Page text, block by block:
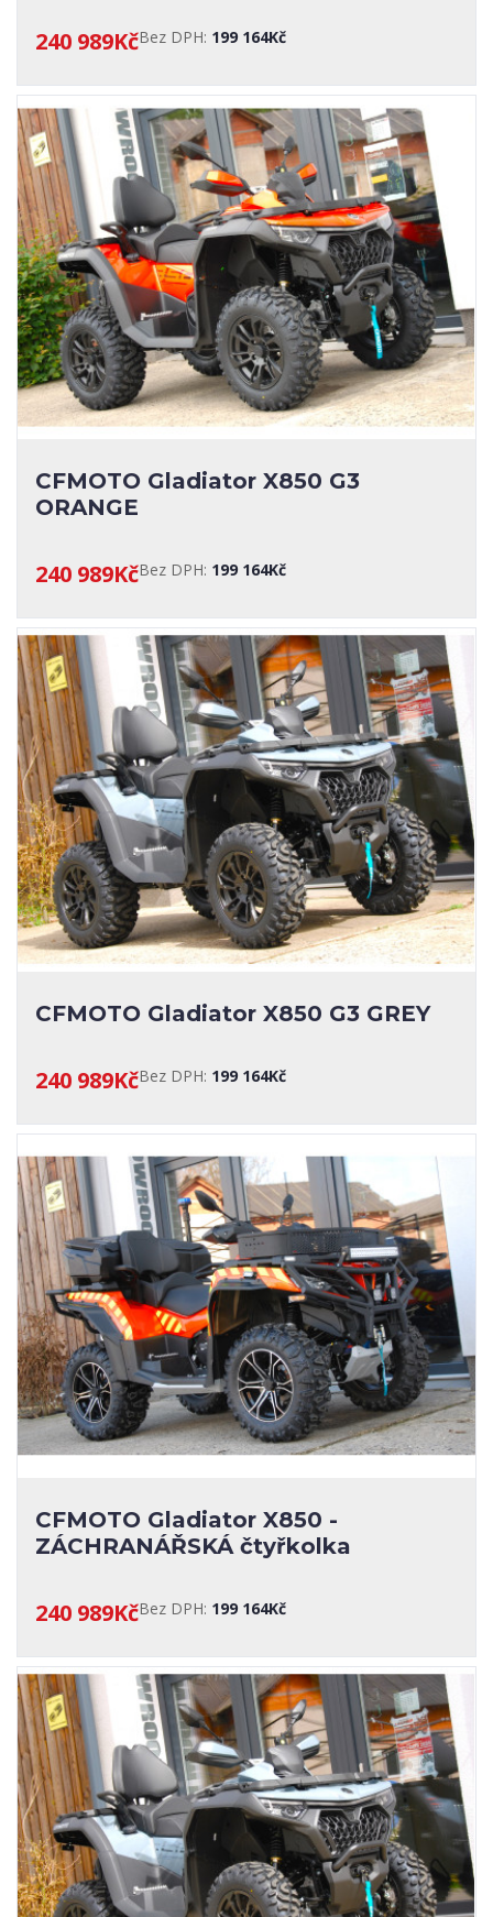
240 989KčBez DPH: 199 164Kč
CFMOTO Gladiator X850 G3
ORANGE
240 989KčBez DPH: 199 164Kč
CFMOTO Gladiator X850 G3 GREY
240 989KčBez DPH: 199 164Kč
CFMOTO Gladiator X850 -
ZÁCHRANÁŘSKÁ čtyřkolka
240 989KčBez DPH: 199 164Kč